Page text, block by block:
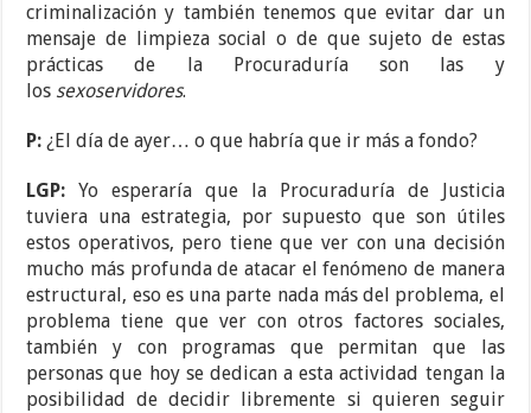
criminalización y también tenemos que evitar dar un
mensaje de limpieza social o de que sujeto de estas
prácticas de la Procuraduría son las y
los sexoservidores.
P: ¿El día de ayer… o que habría que ir más a fondo?
LGP:Yo esperaría que la Procuraduría de Justicia
tuviera una estrategia, por supuesto que son útiles
estos operativos, pero tiene que ver con una decisión
mucho más profunda de atacar el fenómeno de manera
estructural, eso es una parte nada más del problema, el
problema tiene que ver con otros factores sociales,
también y con programas que permitan que las
personas que hoy se dedican a esta actividad tengan la
posibilidad de decidir libremente si quieren seguir